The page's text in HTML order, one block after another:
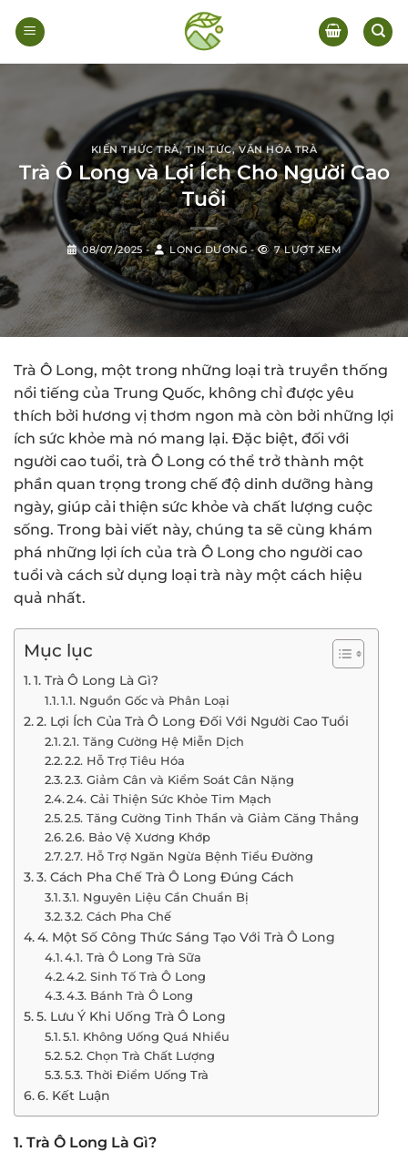
qua
KIẾN THỨC TRÀ,TIN TỨC,VĂN HÓA TRÀ
Trà Ô Long và Lợi Ích Cho Người Cao
Tuổi
08/07/2025 - LONG DƯƠNG - 7 LƯỢT XEM
Trà Ô Long, một trong những loại trà truyền thống
nổi tiếng của Trung Quốc, không chỉ được yêu
thích bởi hương vị thơm ngon mà còn bởi những lợi
ích sức khỏe mà nó mang lại. Đặc biệt, đối với
người cao tuổi, trà Ô Long có thể trở thành một
phần quan trọng trong chế độ dinh dưỡng hàng
ngày, giúp cải thiện sức khỏe và chất lượng cuộc
sống. Trong bài viết này, chúng ta sẽ cùng khám
phá những lợi ích của trà Ô Long cho người cao
tuổi và cách sử dụng loại trà này một cách hiệu
quả nhất.
Mục lục
1. Trà Ô Long Là Gì?
1.1. Nguồn Gốc và Phân Loại
2. Lợi Ích Của Trà Ô Long Đối Với Người Cao Tuổi
2.1. Tăng Cường Hệ Miễn Dịch
2.2. Hỗ Trợ Tiêu Hóa
2.3. Giảm Cân và Kiểm Soát Cân Nặng
2.4. Cải Thiện Sức Khỏe Tim Mạch
2.5. Tăng Cường Tinh Thần và Giảm Căng Thẳng
2.6. Bảo Vệ Xương Khớp
2.7. Hỗ Trợ Ngăn Ngừa Bệnh Tiểu Đường
3. Cách Pha Chế Trà Ô Long Đúng Cách
3.1. Nguyên Liệu Cần Chuẩn Bị
3.2. Cách Pha Chế
4. Một Số Công Thức Sáng Tạo Với Trà Ô Long
4.1. Trà Ô Long Trà Sữa
4.2. Sinh Tố Trà Ô Long
4.3. Bánh Trà Ô Long
5. Lưu Ý Khi Uống Trà Ô Long
5.1. Không Uống Quá Nhiều
5.2. Chọn Trà Chất Lượng
5.3. Thời Điểm Uống Trà
6. Kết Luận
1. Trà Ô Long Là Gì?